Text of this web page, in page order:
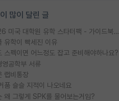
많이 달린 글
[무료] 2026 미국 대학원 유학 스타터팩 - 가이드북 & 합격자 컨택메일 템플릿
유학이 빡세진 이유
스펙이면 어느정도 잡고 준비해야하나요?
영공학부 서류
랩비통장
품 슬슬 지적이 나오네요
왜 그렇게 SPK를 물어보는거임?